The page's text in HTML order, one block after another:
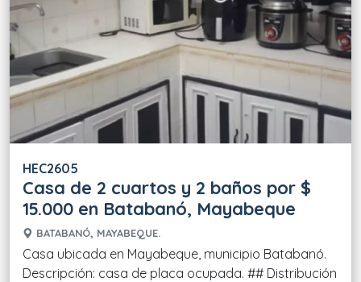
HEC2605
Casa de 2 cuartos y 2 baños por $
15.000 en Batabanó, Mayabeque
BATABANÓ, MAYABEQUE.
Casa ubicada en Mayabeque, municipio Batabanó.
Descripción: casa de placa ocupada. ## Distribución